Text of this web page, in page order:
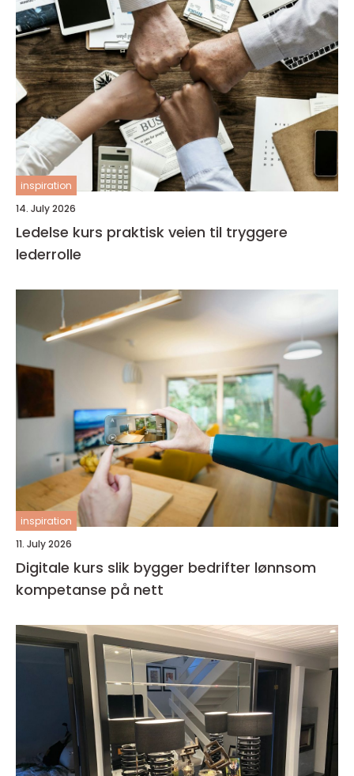
inspiration
14. July 2026
Ledelse kurs praktisk veien til tryggere
lederrolle
inspiration
11. July 2026
Digitale kurs slik bygger bedrifter lønnsom
kompetanse på nett